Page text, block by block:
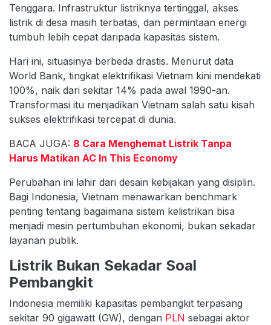
Tenggara. Infrastruktur listriknya tertinggal, akses
listrik di desa masih terbatas, dan permintaan energi
tumbuh lebih cepat daripada kapasitas sistem.
Hari ini, situasinya berbeda drastis. Menurut data
World Bank, tingkat elektrifikasi Vietnam kini mendekati
100%, naik dari sekitar 14% pada awal 1990-an.
Transformasi itu menjadikan Vietnam salah satu kisah
sukses elektrifikasi tercepat di dunia.
BACA JUGA: 8 Cara Menghemat Listrik Tanpa
Harus Matikan AC In This Economy
Perubahan ini lahir dari desain kebijakan yang disiplin.
Bagi Indonesia, Vietnam menawarkan benchmark
penting tentang bagaimana sistem kelistrikan bisa
menjadi mesin pertumbuhan ekonomi, bukan sekadar
layanan publik.
Listrik Bukan Sekadar Soal
Pembangkit
Indonesia memiliki kapasitas pembangkit terpasang
sekitar 90 gigawatt (GW), dengan PLN sebagai aktor